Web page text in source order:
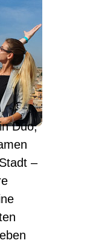
Duo,
–